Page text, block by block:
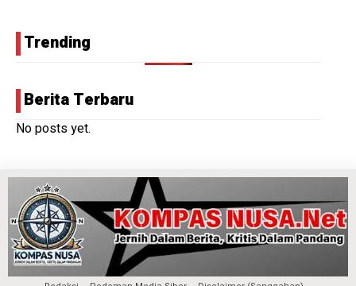
Trending
Berita Terbaru
No posts yet.